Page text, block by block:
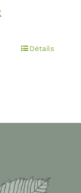
Détails